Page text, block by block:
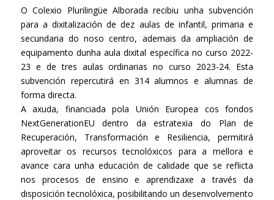
O Colexio Plurilingüe Alborada recibiu unha subvención
para a dixitalización de dez aulas de infantil, primaria e
secundaria do noso centro, ademais da ampliación de
equipamento dunha aula dixital específica no curso 2022-
23 e de tres aulas ordinarias no curso 2023-24. Esta
subvención repercutirá en 314 alumnos e alumnas de
forma directa.
A axuda, financiada pola Unión Europea cos fondos
NextGenerationEU dentro da estratexia do Plan de
Recuperación, Transformación e Resiliencia, permitirá
aproveitar os recursos tecnolóxicos para a mellora e
avance cara unha educación de calidade que se reflicta
nos procesos de ensino e aprendizaxe a través da
disposición tecnolóxica, posibilitando un desenvolvemento